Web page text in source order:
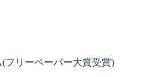
フリーペーパー大賞受賞)​